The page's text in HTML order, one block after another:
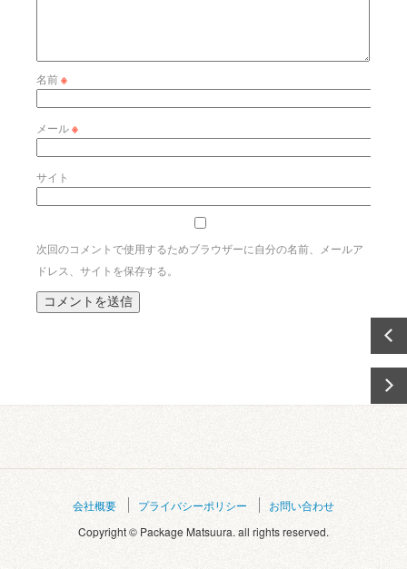
名前※
メール※
サイト
次回のコメントで使用するためブラウザーに自分の名前、メールア
ドレス、サイトを保存する。
会社概要 プライバシーポリシー
お問い合わせ
Copyright © Package Matsuura. all rights reserved.